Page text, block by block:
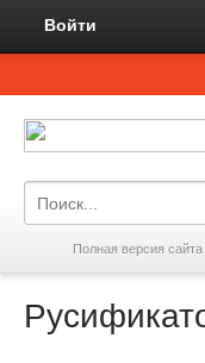
Войти
Полная версия сайта